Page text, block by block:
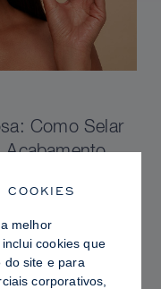
Como Selar
Acabamento
COOKIES
melhor
cookies que
do site e para
corporativos,